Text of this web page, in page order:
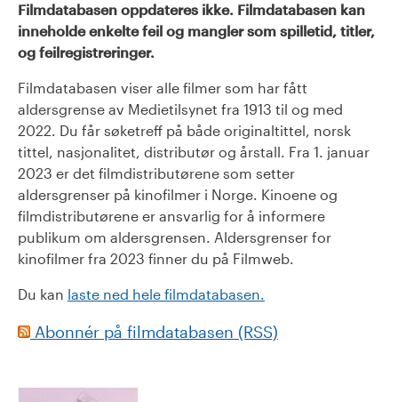
Filmdatabasen oppdateres ikke. Filmdatabasen kan
inneholde enkelte feil og mangler som spilletid, titler,
og feilregistreringer.
Filmdatabasen viser alle filmer som har fått
aldersgrense av Medietilsynet fra 1913 til og med
2022. Du får søketreff på både originaltittel, norsk
tittel, nasjonalitet, distributør og årstall. Fra 1. januar
2023 er det filmdistributørene som setter
aldersgrenser på kinofilmer i Norge. Kinoene og
filmdistributørene er ansvarlig for å informere
publikum om aldersgrensen. Aldersgrenser for
kinofilmer fra 2023 finner du på Filmweb.
Du kan laste ned hele filmdatabasen.
Abonnér på filmdatabasen (RSS)